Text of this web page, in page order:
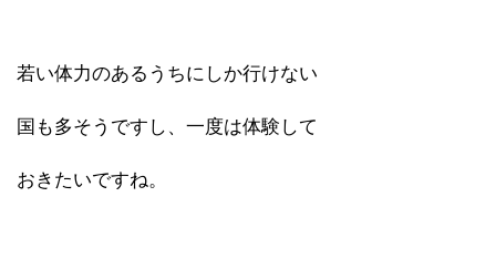
若い体力のあるうちにしか行けない
国も多そうですし、一度は体験して
おきたいですね。